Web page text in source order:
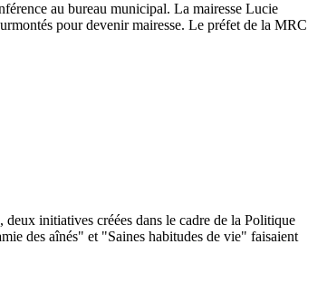
au bureau municipal. La mairesse Lucie
pour devenir mairesse. Le préfet de la MRC
initiatives créées dans le cadre de la Politique
des aînés" et "Saines habitudes de vie" faisaient